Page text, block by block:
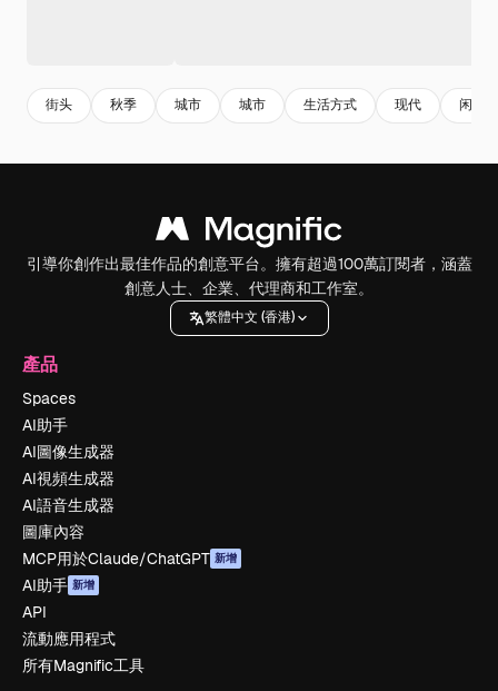
街头 秋季 城市 城市 生活方式 现代 闲暇
引導你創作出最佳作品的創意平台。擁有超過100萬訂閱者，涵蓋
創意人士、企業、代理商和工作室。
繁體中文 (香港)
產品
Spaces
AI助手
AI圖像生成器
AI視頻生成器
AI語音生成器
圖庫內容
MCP用於Claude/ChatGPT 新增
AI助手 新增
API
流動應用程式
所有Magnific工具